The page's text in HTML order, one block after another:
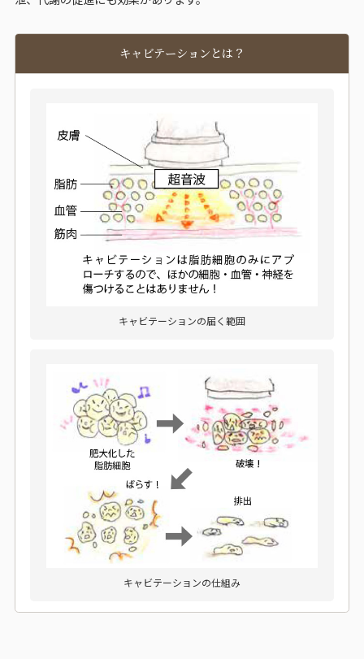
キャビテーションとは？
キャビテーションの届く範囲
キャビテーションの仕組み